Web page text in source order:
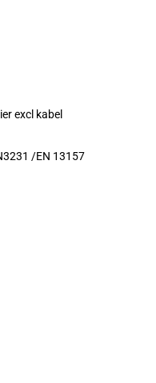
excl kabel
/EN 13157